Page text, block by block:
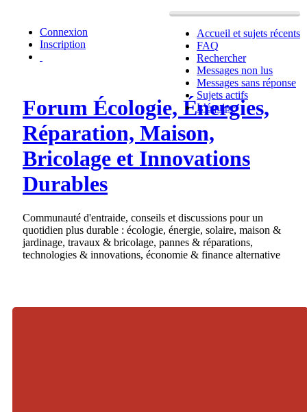
Accueil et sujets récents
FAQ
Rechercher
Messages non lus
Messages sans réponse
Sujets actifs
L’équipe
Connexion
Inscription
Forum Écologie, Énergies,
Réparation, Maison,
Bricolage et Innovations
Durables
Communauté d'entraide, conseils et discussions pour un
quotidien plus durable : écologie, énergie, solaire, maison &
jardinage, travaux & bricolage, pannes & réparations,
technologies & innovations, économie & finance alternative